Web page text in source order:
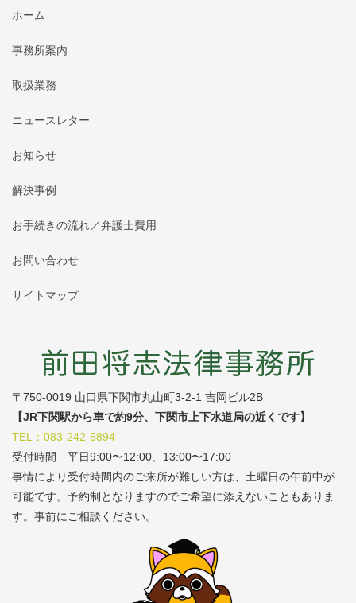
ホーム
事務所案内
取扱業務
ニュースレター
お知らせ
解決事例
お手続きの流れ／弁護士費用
お問い合わせ
サイトマップ
〒750-0019 山口県下関市丸山町3-2-1 吉岡ビル2B
【JR下関駅から車で約9分、下関市上下水道局の近くです】
TEL：083-242-5894
受付時間 平日9:00〜12:00、13:00〜17:00
事情により受付時間内のご来所が難しい方は、土曜日の午前中が
可能です。予約制となりますのでご希望に添えないこともありま
す。事前にご相談ください。